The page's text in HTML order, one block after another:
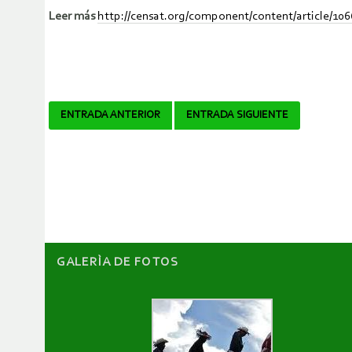
Leer más http://censat.org/component/content/article/
Navegador
ENTRADA ANTERIOR ENTRADA SIGUIENTE
GALERÌA DE FOTOS